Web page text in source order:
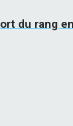
du rang